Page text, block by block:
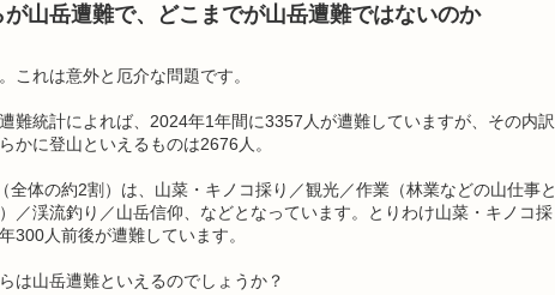
が山岳遭難で、どこまでが山岳遭難ではないのか
これは意外と厄介な問題です。
難統計によれば、2024年1年間に3357人が遭難していますが、その内訳
かに登山といえるものは2676人。
全体の約2割）は、山菜・キノコ採り／観光／作業（林業などの山仕事と
／渓流釣り／山岳信仰、などとなっています。とりわけ山菜・キノコ採
300人前後が遭難しています。
は山岳遭難といえるのでしょうか？